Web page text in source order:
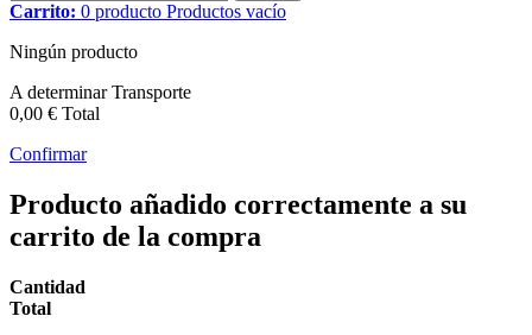
Carrito: 0 producto Productos vacío
Ningún producto
A determinarTransporte
0,00 € Total
Confirmar
Producto añadido correctamente a su
carrito de la compra
Cantidad
Total